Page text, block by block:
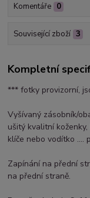
Komentáře 0
Související zboží 3
Kompletní
*** fotky provizorní,
Vyšívaný zásobník/
ušitý kvalitní
klíče nebo vodítko ....
Zapínání na přední
na přední straně.